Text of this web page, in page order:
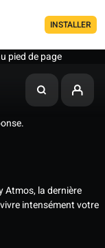
INSTALLER
pied de page
Atmos, la dernière
intensément votre